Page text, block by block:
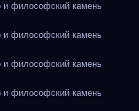
философский камень
философский камень
философский камень
философский камень